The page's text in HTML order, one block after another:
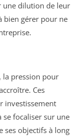
une dilution de leur
bien gérer pour ne
la pression pour
Ces
investissement
se focaliser sur une
ses objectifs à long